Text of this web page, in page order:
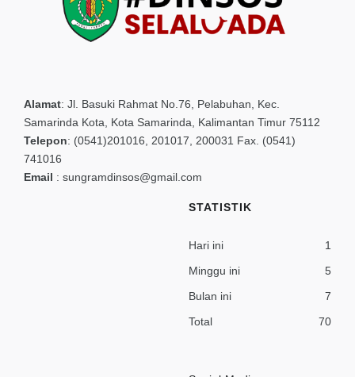
Alamat: Jl. Basuki Rahmat No.76, Pelabuhan, Kec.
Samarinda Kota, Kota Samarinda, Kalimantan Timur 75112
Telepon: (0541)201016, 201017, 200031 Fax. (0541)
741016
Email : sungramdinsos@gmail.com
STATISTIK
Hari ini
1
Minggu ini
5
Bulan ini
7
Total
70